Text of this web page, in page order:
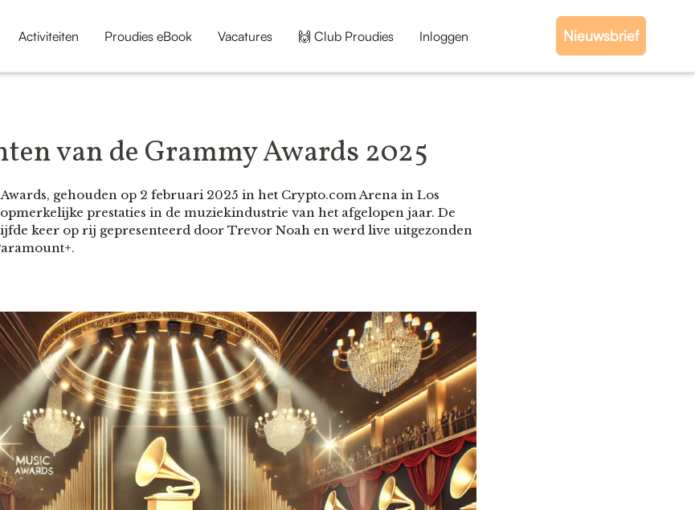
Activiteiten Proudies eBook Vacatures 🙌 Club Proudies Inloggen Nieuwsbrief
van de Grammy Awards 2025
gehouden op 2 februari 2025 in het Crypto.com Arena in Los
prestaties in de muziekindustrie van het afgelopen jaar. De
keer op rij gepresenteerd door Trevor Noah en werd live uitgezonden